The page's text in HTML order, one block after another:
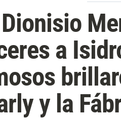
a
y la